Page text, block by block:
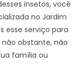
insetos, você
no Jardim
esse serviço para
obstante, não
família ou